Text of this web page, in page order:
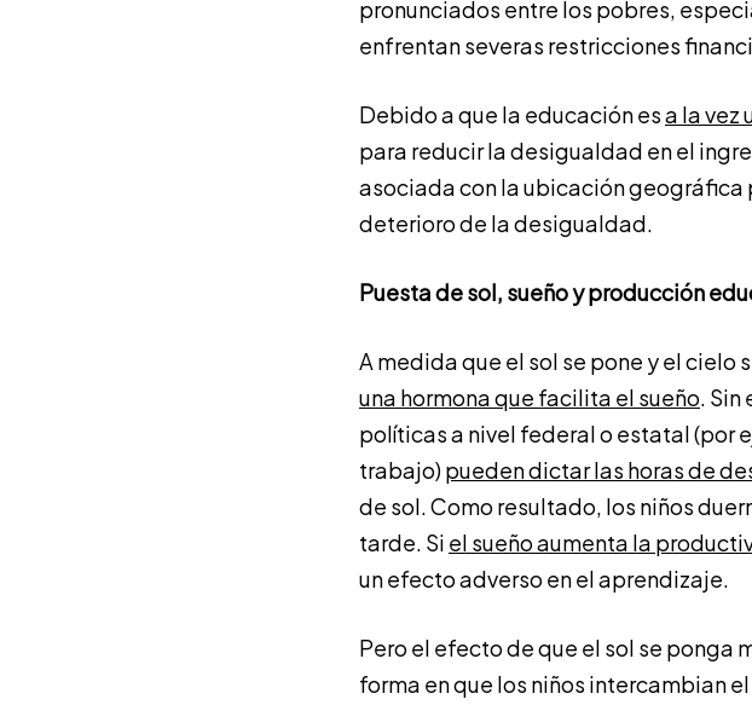
pronunciados entre los pobres,
enfrentan severas restricciones
Debido a que la educación esa la vez
para reducir la desigualdad en el
asociada con la ubicación geográfica
deterioro de la desigualdad.
Puesta de sol, sueño y producción
A medida que el sol se pone y el cielo
una hormona que facilita el sueño. Sin
políticas a nivel federal o estatal (por
trabajo) pueden dictar las horas de
de sol. Como resultado, los niños
tarde. Si el sueño aumenta la
un efecto adverso en el aprendizaje.
Pero el efecto de que el sol se ponga
forma en que los niños intercambian